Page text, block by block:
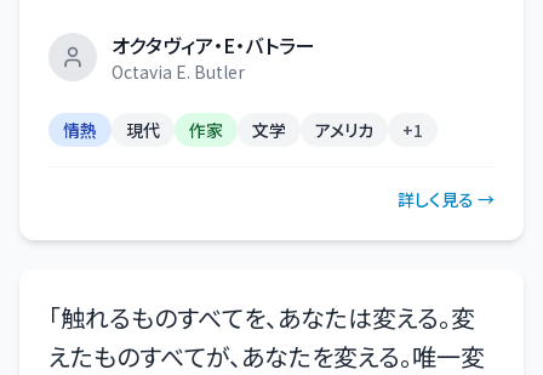
オクタヴィア・E・バトラー
Octavia E. Butler
情熱 現代 作家 文学 アメリカ +1
詳しく見る →
「触れるものすべてを、あなたは変える。変
えたものすべてが、あなたを変える。唯一変